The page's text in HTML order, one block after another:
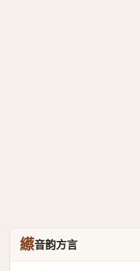
䌨音韵方言